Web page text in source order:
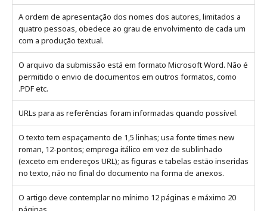
A ordem de apresentação dos nomes dos autores, limitados a
quatro pessoas, obedece ao grau de envolvimento de cada um
com a produção textual.
O arquivo da submissão está em formato Microsoft Word. Não é
permitido o envio de documentos em outros formatos, como
.PDF etc.
URLs para as referências foram informadas quando possível.
O texto tem espaçamento de 1,5 linhas; usa fonte times new
roman, 12-pontos; emprega itálico em vez de sublinhado
(exceto em endereços URL); as figuras e tabelas estão inseridas
no texto, não no final do documento na forma de anexos.
O artigo deve contemplar no mínimo 12 páginas e máximo 20